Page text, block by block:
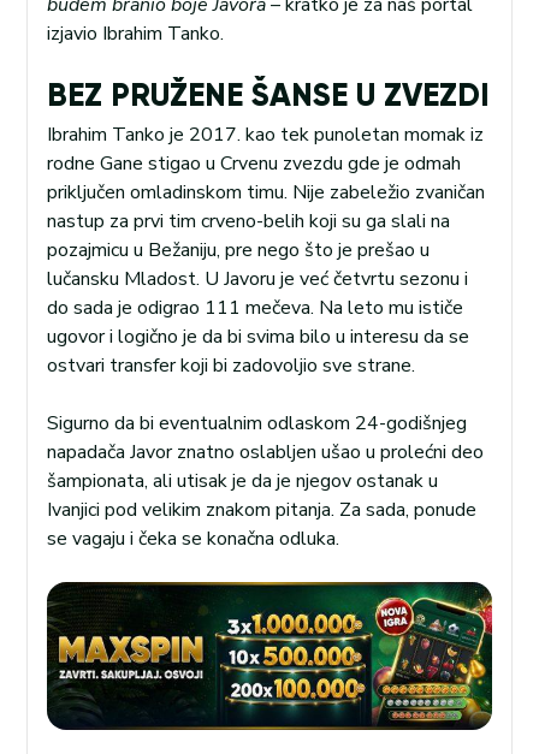
izjavio Ibrahim Tanko.
BEZ PRUŽENE ŠANSE U ZVEZDI
Ibrahim Tanko je 2017. kao tek punoletan momak iz
rodne Gane stigao u Crvenu zvezdu gde je odmah
priključen omladinskom timu. Nije zabeležio zvaničan
nastup za prvi tim crveno-belih koji su ga slali na
pozajmicu u Bežaniju, pre nego što je prešao u
lučansku Mladost. U Javoru je već četvrtu sezonu i
do sada je odigrao 111 mečeva. Na leto mu ističe
ugovor i logično je da bi svima bilo u interesu da se
ostvari transfer koji bi zadovoljio sve strane.
Sigurno da bi eventualnim odlaskom 24-godišnjeg
napadača Javor znatno oslabljen ušao u prolećni deo
šampionata, ali utisak je da je njegov ostanak u
Ivanjici pod velikim znakom pitanja. Za sada, ponude
se vagaju i čeka se konačna odluka.